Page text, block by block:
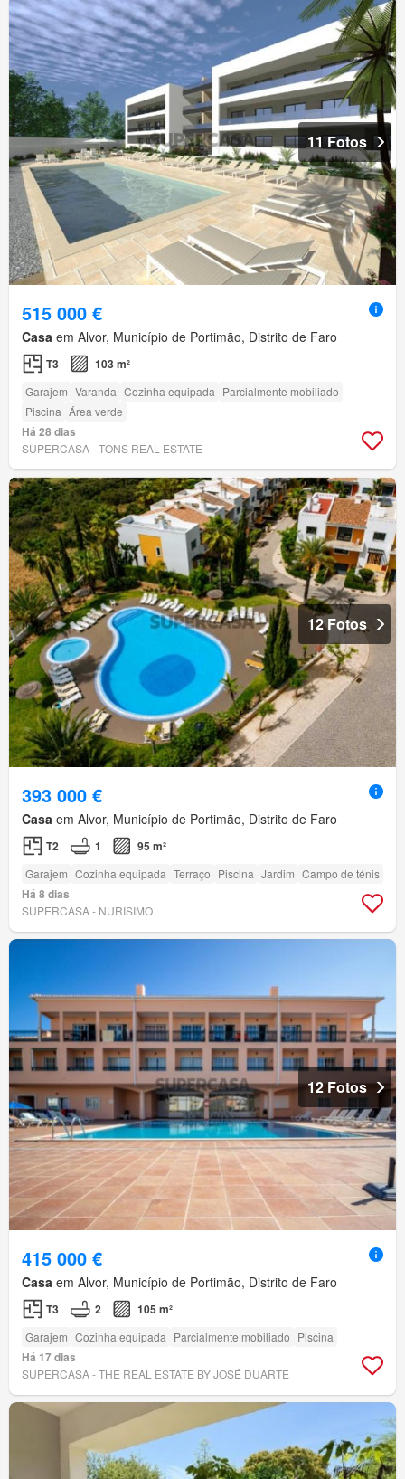
11 Fotos
515 000 €
Casa em Alvor, Município de Portimão, Distrito de Faro
T3 103 m²
Garajem Varanda Cozinha equipada Parcialmente mobiliado
Piscina Área verde
Há 28 dias
SUPERCASA - TONS REAL ESTATE
12 Fotos
393 000 €
Casa em Alvor, Município de Portimão, Distrito de Faro
T2 1 95 m²
Garajem Cozinha equipada Terraço Piscina Jardim Campo de ténis
Há 8 dias
SUPERCASA - NURISIMO
12 Fotos
415 000 €
Casa em Alvor, Município de Portimão, Distrito de Faro
T3 2 105 m²
Garajem Cozinha equipada Parcialmente mobiliado Piscina
Há 17 dias
SUPERCASA - THE REAL ESTATE BY JOSÉ DUARTE